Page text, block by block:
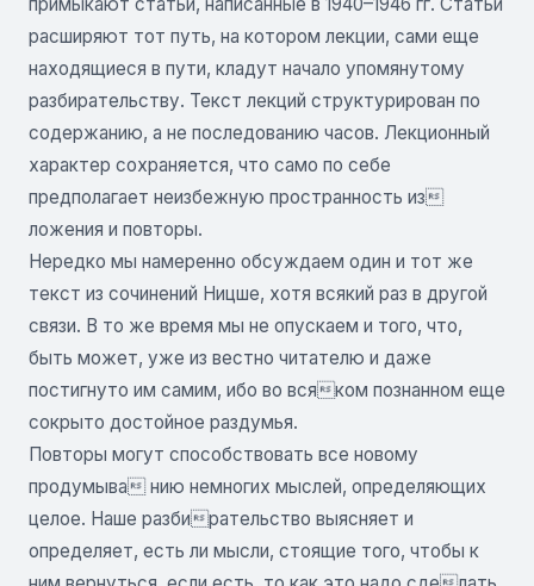
расширяют тот путь, на котором лекции, сами еще
находящиеся в пути, кладут начало упомянутому
разбирательству. Текст лекций структурирован по
содержанию, а не последованию часов. Лекционный
характер сохраняется, что само по себе
предполагает неизбежную пространность из
ложения и повторы.
Нередко мы намеренно обсуждаем один и тот же
текст из сочинений Ницше, хотя всякий раз в другой
связи. В то же время мы не опускаем и того, что,
быть может, уже из вестно читателю и даже
постигнуто им самим, ибо во всяком познанном еще
сокрыто достойное раздумья.
Повторы могут способствовать все новому
продумыва нию немногих мыслей, определяющих
целое. Наше разбирательство выясняет и
определяет, есть ли мысли, стоящие того, чтобы к